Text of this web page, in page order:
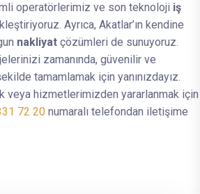
operatörlerimiz ve son teknoloji iş
Ayrıca, Akatlar’ın kendine
nakliyat çözümleri de sunuyoruz.
zamanında, güvenilir ve
tamamlamak için yanınızdayız.
veya hizmetlerimizden yararlanmak için
72 20 numaralı telefondan iletişime